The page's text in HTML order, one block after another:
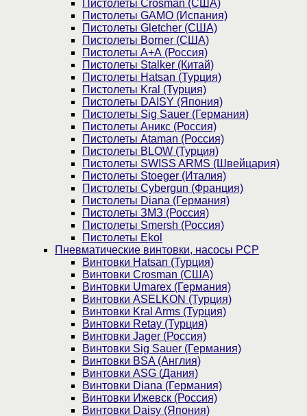
Пистолеты Crosman (США)
Пистолеты GAMO (Испания)
Пистолеты Gletcher (США)
Пистолеты Borner (США)
Пистолеты А+А (Россия)
Пистолеты Stalker (Китай)
Пистолеты Hatsan (Турция)
Пистолеты Kral (Турция)
Пистолеты DAISY (Япония)
Пистолеты Sig Sauer (Германия)
Пистолеты Аникс (Россия)
Пистолеты Ataman (Россия)
Пистолеты BLOW (Турция)
Пистолеты SWISS ARMS (Швейцария)
Пистолеты Stoeger (Италия)
Пистолеты Cybergun (Франция)
Пистолеты Diana (Германия)
Пистолеты ЗМЗ (Россия)
Пистолеты Smersh (Россия)
Пистолеты Ekol
Пневматические винтовки, насосы PCP
Винтовки Hatsan (Турция)
Винтовки Crosman (США)
Винтовки Umarex (Германия)
Винтовки ASELKON (Турция)
Винтовки Kral Arms (Турция)
Винтовки Retay (Турция)
Винтовки Jager (Россия)
Винтовки Sig Sauer (Германия)
Винтовки BSA (Англия)
Винтовки ASG (Дания)
Винтовки Diana (Германия)
Винтовки Ижевск (Россия)
Винтовки Daisy (Япония)